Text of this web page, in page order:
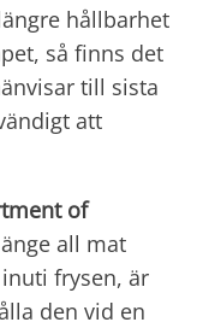
hållbarhet
så finns det
till sista
att
of
all mat
frysen, är
den vid en